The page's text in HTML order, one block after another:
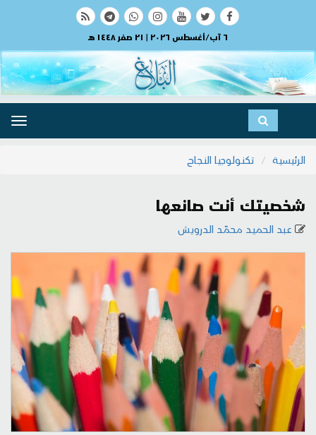
٦ آب/أغسطس ٢٠٢٦ | ٢١ صفر ١٤٤٨ هـ
الرئيسية
تكنولوجيا النجاح
شخصيتك أنت صانعها
عبد الحميد محمّد الدرويش